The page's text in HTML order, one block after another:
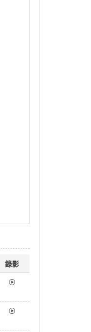
錄影